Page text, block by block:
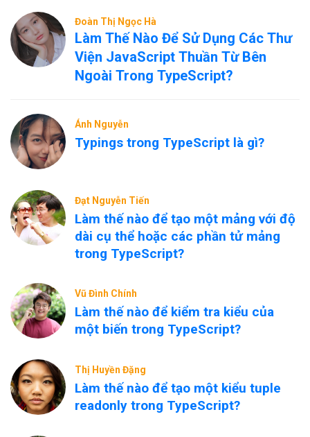
Đoàn Thị Ngọc Hà
Làm Thế Nào Để Sử Dụng Các Thư
Viện JavaScript Thuần Từ Bên
Ngoài Trong TypeScript?
Ánh Nguyễn
Typings trong TypeScript là gì?
Đạt Nguyễn Tiến
Làm thế nào để tạo một mảng với độ
dài cụ thể hoặc các phần tử mảng
trong TypeScript?
Vũ Đình Chính
Làm thế nào để kiểm tra kiểu của
một biến trong TypeScript?
Thị Huyền Đặng
Làm thế nào để tạo một kiểu tuple
readonly trong TypeScript?